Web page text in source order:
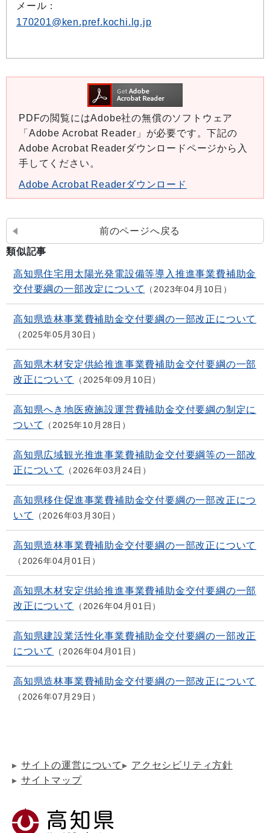
メール：
170201@ken.pref.kochi.lg.jp
PDFの閲覧にはAdobe社の無償のソフトウェア
「Adobe Acrobat Reader」が必要です。下記の
Adobe Acrobat Readerダウンロードページから入
手してください。
Adobe Acrobat Readerダウンロード
前のページへ戻る
類似記事
高知県住宅用太陽光発電設備等導入推進事業費補助金
交付要綱の一部改定について
2023年04月10日
高知県造林事業費補助金交付要綱の一部改正について
2025年05月30日
高知県木材安定供給推進事業費補助金交付要綱の一部
改正について
2025年09月10日
高知県へき地医療施設運営費補助金交付要綱の制定に
ついて
2025年10月28日
高知県広域観光推進事業費補助金交付要綱等の一部改
正について
2026年03月24日
高知県移住促進事業費補助金交付要綱の一部改正につ
いて
2026年03月30日
高知県造林事業費補助金交付要綱の一部改正について
2026年04月01日
高知県木材安定供給推進事業費補助金交付要綱の一部
改正について
2026年04月01日
高知県建設業活性化事業費補助金交付要綱の一部改正
について
2026年04月01日
高知県造林事業費補助金交付要綱の一部改正について
2026年07月29日
サイトの運営について
アクセシビリティ方針
サイトマップ